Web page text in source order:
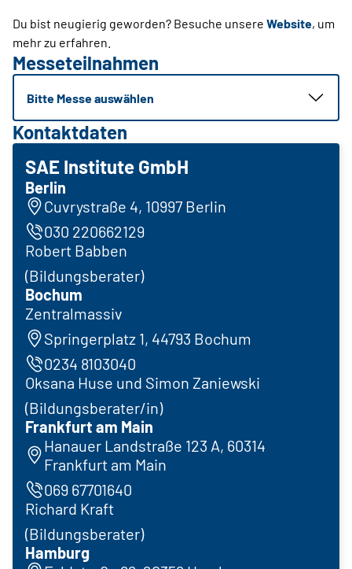
Du bist neugierig geworden? Besuche unsere Website, um
mehr zu erfahren.
Messeteilnahmen
Bitte Messe auswählen
Kontaktdaten
SAE Institute GmbH
Berlin
Cuvrystraße 4, 10997 Berlin
030 220662129
Robert Babben
(Bildungsberater)
Bochum
Zentralmassiv
Springerplatz 1, 44793 Bochum
0234 8103040
Oksana Huse und Simon Zaniewski
(Bildungsberater/in)
Frankfurt am Main
Hanauer Landstraße 123 A, 60314
Frankfurt am Main
069 67701640
Richard Kraft
(Bildungsberater)
Hamburg